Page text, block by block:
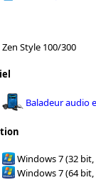
Zen Style 100/300
Baladeur audio
Windows 7 (32 bit,
Windows 7 (64 bit,